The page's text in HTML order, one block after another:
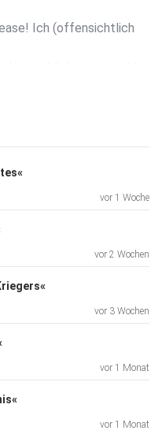
Ich (offensichtlich
ist wirklich soooo schön
vor 1 Woche
vor 2 Wochen
vor 3 Wochen
vor 1 Monat
vor 1 Monat